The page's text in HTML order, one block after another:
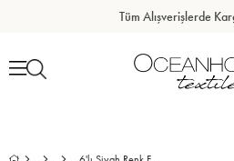
Tüm Alışverişlerde